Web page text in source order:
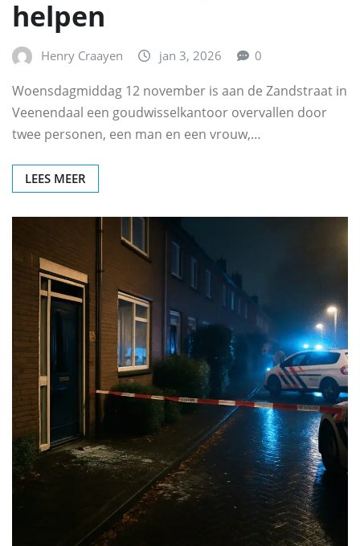
helpen
Henry Craayen jan 3, 2026 0
Woensdagmiddag 12 november is aan de Zandstraat in
Veenendaal een goudwisselkantoor overvallen door
twee personen, een man en een vrouw,…
LEES MEER